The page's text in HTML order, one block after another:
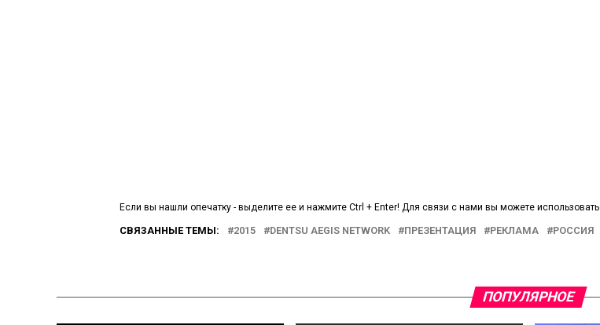
Если вы нашли опечатку - выделите ее и нажмите Ctrl + Enter! Для связи с нами вы можете использовать
СВЯЗАННЫЕ ТЕМЫ: 2015 DENTSU AEGIS NETWORK ПРЕЗЕНТАЦИЯ РЕКЛАМА РОССИЯ
ПОПУЛЯРНОЕ